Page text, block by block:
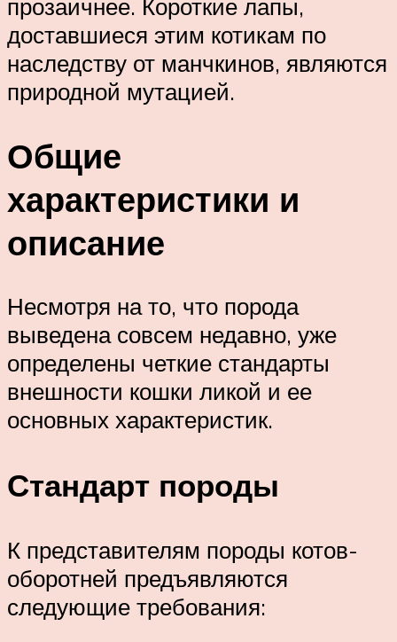
прозаичнее. Короткие лапы,
доставшиеся этим котикам по
наследству от манчкинов, являются
природной мутацией.
Общие
характеристики и
описание
Несмотря на то, что порода
выведена совсем недавно, уже
определены четкие стандарты
внешности кошки ликой и ее
основных характеристик.
Стандарт породы
К представителям породы котов-
оборотней предъявляются
следующие требования: